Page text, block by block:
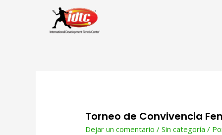
Torneo de Convivencia
Dejar un comentario /Sin categoría /